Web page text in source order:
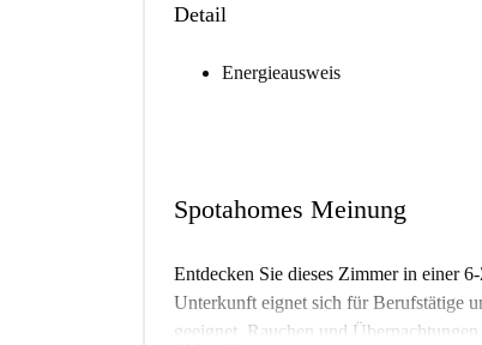
Detail
Energieausweis
Spotahomes Meinung
Entdecken Sie dieses Zimmer in einer
Unterkunft eignet sich für Berufstätige
geeignet. Rauchen und